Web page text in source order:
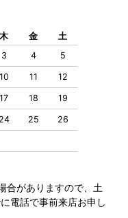
木 金
土
3 4 5
10 11 12
17 18 19
24 25 26
合がありますので、土
電話で事前来店お申し